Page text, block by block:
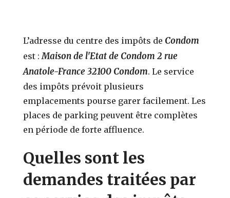
L’adresse du centre des impôts de Condom
est :Maison de l'Etat de Condom 2 rue
Anatole-France 32100 Condom. Le service
des impôts prévoit plusieurs
emplacements pourse garer facilement. Les
places de parking peuvent être complètes
en période de forte affluence.
Quelles sont les
demandes traitées par